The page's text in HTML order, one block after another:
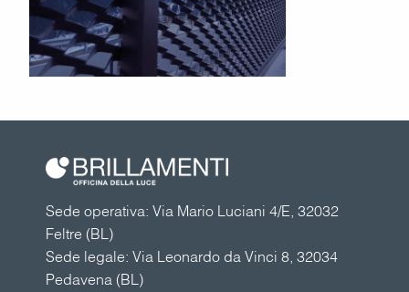
Sede operativa: Via Mario Luciani 4/E, 32032
Feltre (BL)
Sede legale: Via Leonardo da Vinci 8, 32034
Pedavena (BL)